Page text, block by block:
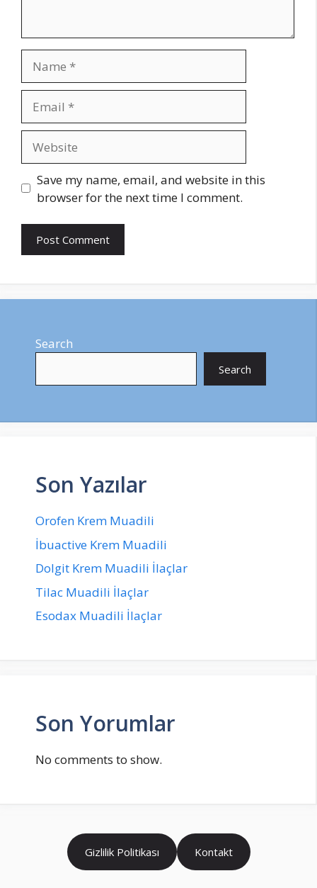
Save my name, email, and website in this
browser for the next time I comment.
Search
Search
Son Yazılar
Orofen Krem Muadili
İbuactive Krem Muadili
Dolgit Krem Muadili İlaçlar
Tilac Muadili İlaçlar
Esodax Muadili İlaçlar
Son Yorumlar
No comments to show.
Gizlilik Politikası Kontakt